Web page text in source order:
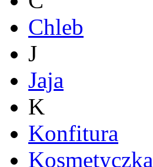
Chleb
J
Jaja
K
Konfitura
Kosmetyczka